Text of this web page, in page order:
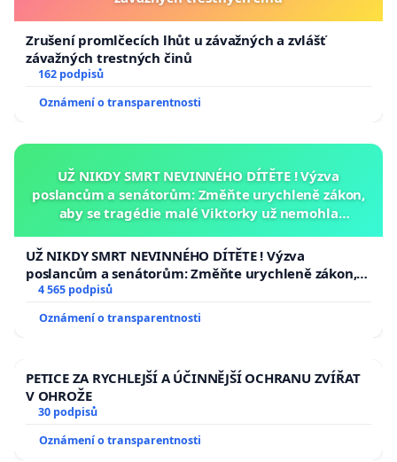
Zrušení promlčecích lhůt u závažných a zvlášť
závažných trestných činů
162 podpisů
Oznámení o transparentnosti
UŽ NIKDY SMRT NEVINNÉHO DÍTĚTE ! Výzva
poslancům a senátorům: Změňte urychleně zákon,
aby se tragédie malé Viktorky už nemohla
UŽ NIKDY SMRT NEVINNÉHO DÍTĚTE ! Výzva
poslancům a senátorům: Změňte urychleně zákon,
aby se tragédie malé Viktorky už nemohla opakovat!
4 565 podpisů
Oznámení o transparentnosti
PETICE ZA RYCHLEJŠÍ A ÚČINNĚJŠÍ OCHRANU ZVÍŘAT
V OHROŽE
30 podpisů
Oznámení o transparentnosti